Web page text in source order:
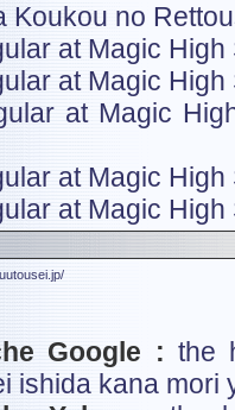
Koukou no
at Magic High
at Magic
at Magic
at Magic
at Magic
Google : the
ishida kana mori